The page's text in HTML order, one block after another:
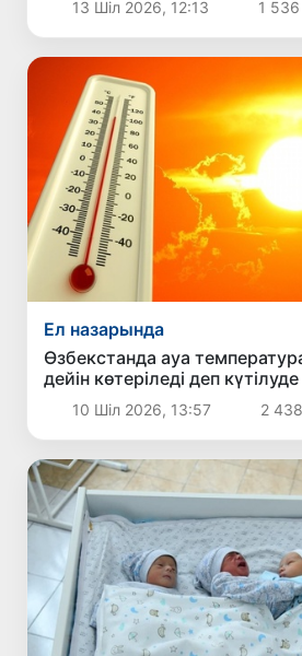
13 Шіл 2026, 12:13 1 536
Ел назарында
Өзбекстанда ауа
дейін көтеріледі деп күтілуде
10 Шіл 2026, 13:57 2 438